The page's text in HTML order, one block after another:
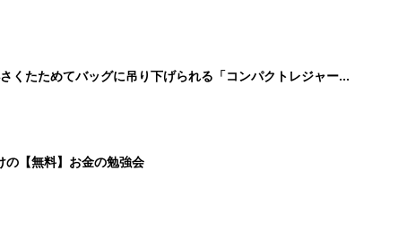
くたためてバッグに吊り下げられる「コンパクトレジャーシ
の【無料】お金の勉強会